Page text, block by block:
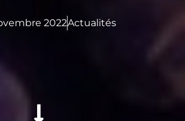
2022Actualités